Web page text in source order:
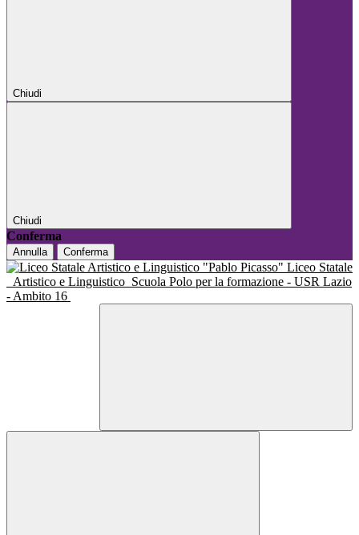
Chiudi
Chiudi
Conferma
Annulla Conferma
Liceo Statale
Artistico e Linguistico Scuola Polo per la formazione - USR Lazio
- Ambito 16